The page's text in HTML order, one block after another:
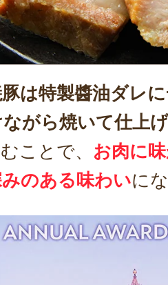
は特製醬油ダレ
がら焼いて仕上
ことで、 お肉に
のある味わいに